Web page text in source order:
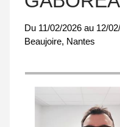
Du 11/02/2026 au 12/
Beaujoire, Nantes